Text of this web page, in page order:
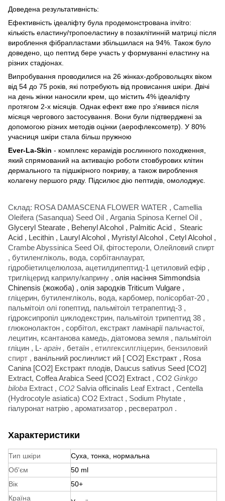
Доведена результативність:
Ефективність ідеаліфту була продемонстрована invitro:
кількість еластину/тропоеластину в позаклітинній матриці після
вироблення фібрапластами збільшилася на 94%. Також було
доведено, що пептид бере участь у формуванні еластину на
різних стадіонах.
Випробування проводилися на 26 жінках-добровольцях віком
від 54 до 75 років, які потребують від провисання шкіри. Двічі
на день жінки наносили крем, що містить 4% ідеаліфту
протягом 2-х місяців. Однак ефект вже про з'явився після
місяця чергового застосування. Вони були підтверджені за
допомогою різних методів оцінки (аерофлексометр). У 80%
учасниця шкіри стала більш пружною
Ever-La-Skin - комплекс керамідів рослинного походження,
який спрямований на активацію роботи стовбурових клітин
дермального та підшкірного покриву, а також вироблення
колагену першого ряду. Підсилює дію пептидів, омолоджує.
Склад: ROSA DAMASCENA FLOWER WATER , Camellia
Oleifera (Sasanqua) Seed Oil , Argania Spinosa Kernel Oil ,
Glyceryl Stearate , Behenyl Alcohol , Palmitic Acid ,
Stearic
Acid , Lecithin , Lauryl Alcohol , Myristyl Alcohol , Cetyl Alcohol ,
Crambe Abyssinica Seed Oil, фітостероли, Олейловий спирт
, бутиленгліколь, вода, сорбітанлаурат,
гідробіетилцелюлоза, ацетилдипептид-1 цетиловий ефір ,
тригліцерид каприлу/каприну , олія насіння Simmondsia
Chinensis (жожоба) , олія зародків Triticum Vulgare ,
гліцерин, бутиленгліколь, вода, карбомер, полісорбат-20 ,
пальмітоіл олі гопептид, пальмітоіл тетрапептид-3 ,
гідроксипропіл циклодекстрин, пальмітоіл трипептид 38 ,
глюконолактон , сорбітол, екстракт ламінарії пальчастої,
лецитин, ксантанова камедь, діатомова земля , пальмітоіл
гліцин , L- аргін , бетаїн , етилгексилгліцерин, бензиловий
спирт , ванільний рослинлист ий [ CO2] Екстракт , Rosa
Canina [CO2] Екстракт плодів, Daucus sativus Seed [CO2]
Extract, Coffea Arabica Seed [CO2] Extract , CO2 Ginkgo
biloba Extract , CO2 Salvia officinalis Leaf Extract , Centella
(Hydrocotyle asiatica) CO2 Extract , Sodium Phytate ,
гіалуронат натрію , ароматизатор , ресвератрол .
Характеристики
Тип шкіри
Суха, тонка, нормальна
Об'єм
50 ml
Вік
50+
Країна